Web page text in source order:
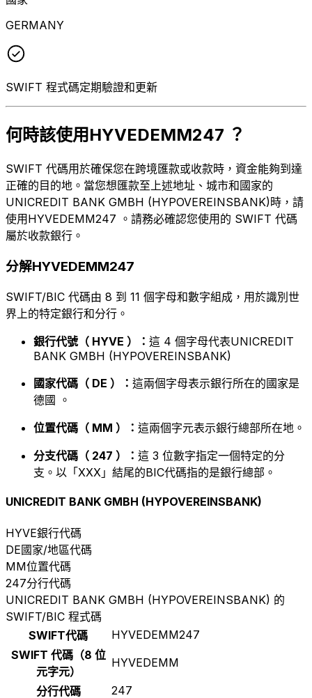
GERMANY
SWIFT 程式碼定期驗證和更新
何時該使用HYVEDEMM247 ？
SWIFT 代碼用於確保您在跨境匯款或收款時，資金能夠到達
正確的目的地。當您想匯款至上述地址、城市和國家的
UNICREDIT BANK GMBH (HYPOVEREINSBANK)時，請
使用HYVEDEMM247 。請務必確認您使用的 SWIFT 代碼
屬於收款銀行。
分解HYVEDEMM247
SWIFT/BIC 代碼由 8 到 11 個字母和數字組成，用於識別世
界上的特定銀行和分行。
銀行代號（ HYVE ）： 這 4 個字母代表UNICREDIT
BANK GMBH (HYPOVEREINSBANK)
國家代碼（ DE ）： 這兩個字母表示銀行所在的國家是
德國 。
位置代碼（ MM ）： 這兩個字元表示銀行總部所在地。
分支代碼（ 247 ）： 這 3 位數字指定一個特定的分
支。以「XXX」結尾的BIC代碼指的是銀行總部。
UNICREDIT BANK GMBH (HYPOVEREINSBANK)
HYVE銀行代碼
DE國家/地區代碼
MM位置代碼
247分行代碼
UNICREDIT BANK GMBH (HYPOVEREINSBANK) 的
SWIFT/BIC 程式碼
SWIFT代碼
HYVEDEMM247
SWIFT 代碼（8 位
元字元）
HYVEDEMM
分行代碼
247